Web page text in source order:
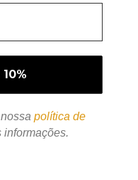
política de
informações.